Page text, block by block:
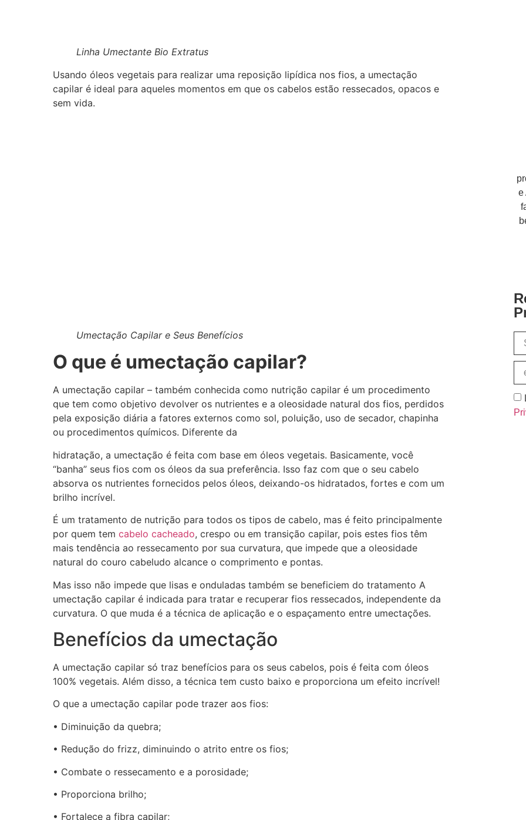
Linha Umectante Bio Extratus
Usando óleos vegetais para realizar uma reposição lipídica nos fios, a umectação
capilar é ideal para aqueles momentos em que os cabelos estão ressecados, opacos e
sem vida.
Umectação Capilar e Seus Benefícios
O que é umectação capilar?
A umectação capilar – também conhecida como nutrição capilar é um procedimento
que tem como objetivo devolver os nutrientes e a oleosidade natural dos fios, perdidos
pela exposição diária a fatores externos como sol, poluição, uso de secador, chapinha
ou procedimentos químicos. Diferente da
hidratação, a umectação é feita com base em óleos vegetais. Basicamente, você
“banha” seus fios com os óleos da sua preferência. Isso faz com que o seu cabelo
absorva os nutrientes fornecidos pelos óleos, deixando-os hidratados, fortes e com um
brilho incrível.
É um tratamento de nutrição para todos os tipos de cabelo, mas é feito principalmente
por quem tem cabelo cacheado, crespo ou em transição capilar, pois estes fios têm
mais tendência ao ressecamento por sua curvatura, que impede que a oleosidade
natural do couro cabeludo alcance o comprimento e pontas.
Mas isso não impede que lisas e onduladas também se beneficiem do tratamento A
umectação capilar é indicada para tratar e recuperar fios ressecados, independente da
curvatura. O que muda é a técnica de aplicação e o espaçamento entre umectações.
Benefícios da umectação
A umectação capilar só traz benefícios para os seus cabelos, pois é feita com óleos
100% vegetais. Além disso, a técnica tem custo baixo e proporciona um efeito incrível!
O que a umectação capilar pode trazer aos fios:
• Diminuição da quebra;
• Redução do frizz, diminuindo o atrito entre os fios;
• Combate o ressecamento e a porosidade;
• Proporciona brilho;
• Fortalece a fibra capilar;
e